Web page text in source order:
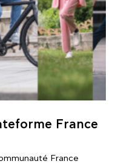
France
France